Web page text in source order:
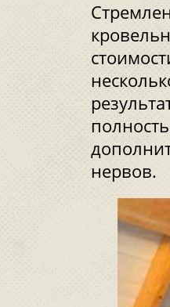
нервов.